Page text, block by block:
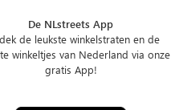
De NLstreets App
de leukste winkelstraten en de
winkeltjes van Nederland via onze
gratis App!